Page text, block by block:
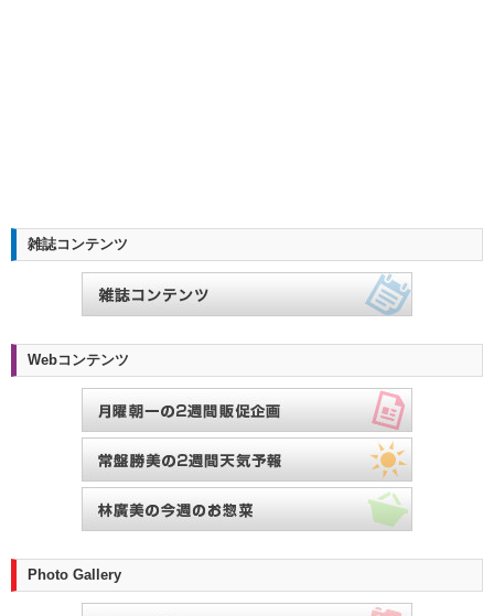
雑誌コンテンツ
Webコンテンツ
Photo Gallery